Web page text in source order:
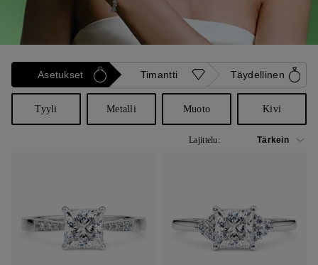
Asetukset Timantti Täydellinen
Tyyli Metalli Muoto Kivi
Lajittelu: